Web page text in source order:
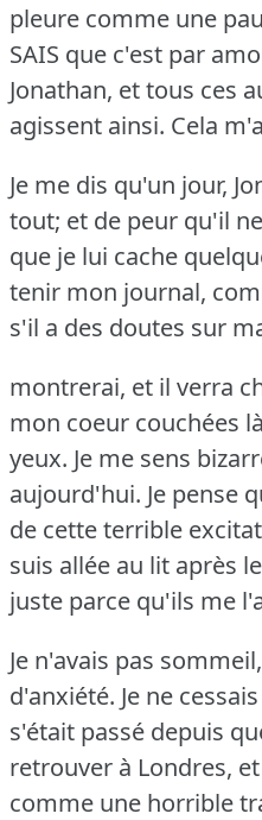
pleure comme une
SAIS que c'est par
Jonathan, et tous ces
agissent ainsi. Cela
Je me dis qu'un jour,
tout; et de peur qu'il
que je lui cache
tenir mon journal,
s'il a des doutes sur
montrerai, et il verra
mon coeur couchées
yeux. Je me sens
aujourd'hui. Je pense
de cette terrible
suis allée au lit après
juste parce qu'ils me
Je n'avais pas
d'anxiété. Je ne
s'était passé depuis
retrouver à Londres,
comme une horrible